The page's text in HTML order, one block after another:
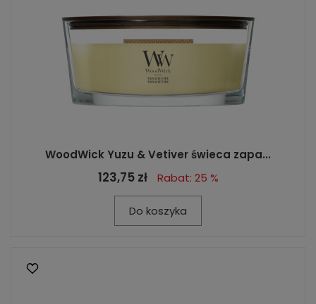
WoodWick Yuzu & Vetiver świeca zapa...
123,75 zł Rabat: 25 %
Do koszyka